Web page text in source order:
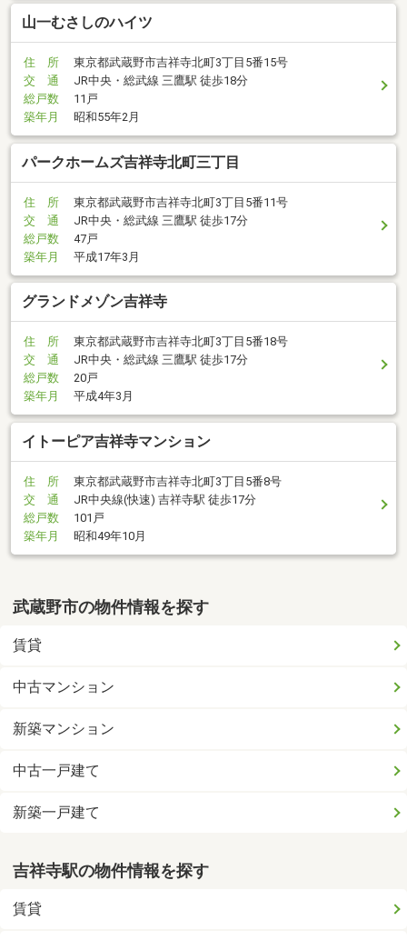
山一むさしのハイツ
住 所
東京都武蔵野市吉祥寺北町3丁目5番15号
交 通
JR中央・総武線 三鷹駅 徒歩18分
総戸数
11戸
築年月
昭和55年2月
パークホームズ吉祥寺北町三丁目
住 所
東京都武蔵野市吉祥寺北町3丁目5番11号
交 通
JR中央・総武線 三鷹駅 徒歩17分
総戸数
47戸
築年月
平成17年3月
グランドメゾン吉祥寺
住 所
東京都武蔵野市吉祥寺北町3丁目5番18号
交 通
JR中央・総武線 三鷹駅 徒歩17分
総戸数
20戸
築年月
平成4年3月
イトーピア吉祥寺マンション
住 所
東京都武蔵野市吉祥寺北町3丁目5番8号
交 通
JR中央線(快速) 吉祥寺駅 徒歩17分
総戸数
101戸
築年月
昭和49年10月
武蔵野市の物件情報を探す
賃貸
中古マンション
新築マンション
中古一戸建て
新築一戸建て
吉祥寺駅の物件情報を探す
賃貸